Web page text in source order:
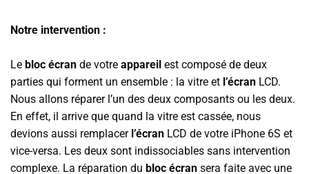
Notre intervention :
Le bloc écran de votre appareil est composé de deux
parties qui forment un ensemble : la vitre et l’écran LCD.
Nous allons réparer l’un des deux composants ou les deux.
En effet, il arrive que quand la vitre est cassée, nous
devions aussi remplacer l’écran LCD de votre iPhone 6S et
vice-versa. Les deux sont indissociables sans intervention
complexe. La réparation du bloc écran sera faite avec une